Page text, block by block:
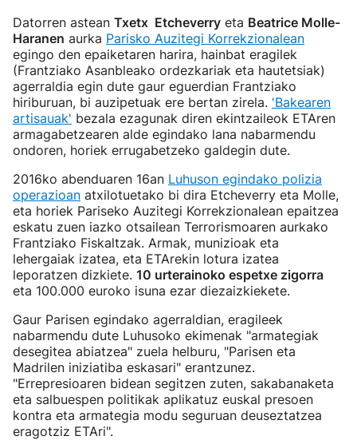
Datorren astean Txetx Etcheverry eta Beatrice Molle-
Haranen aurka Parisko Auzitegi Korrekzionalean
egingo den epaiketaren harira, hainbat eragilek
(Frantziako Asanbleako ordezkariak eta hautetsiak)
agerraldia egin dute gaur eguerdian Frantziako
hiriburuan, bi auzipetuak ere bertan zirela. 'Bakearen
artisauak' bezala ezagunak diren ekintzaileok ETAren
armagabetzearen alde egindako lana nabarmendu
ondoren, horiek errugabetzeko galdegin dute.
2016ko abenduaren 16an Luhuson egindako polizia
operazioan atxilotuetako bi dira Etcheverry eta Molle,
eta horiek Pariseko Auzitegi Korrekzionalean epaitzea
eskatu zuen iazko otsailean Terrorismoaren aurkako
Frantziako Fiskaltzak. Armak, munizioak eta
lehergaiak izatea, eta ETArekin lotura izatea
leporatzen dizkiete. 10 urterainoko espetxe zigorra
eta 100.000 euroko isuna ezar diezaizkiekete.
Gaur Parisen egindako agerraldian, eragileek
nabarmendu dute Luhusoko ekimenak "armategiak
desegitea abiatzea" zuela helburu, "Parisen eta
Madrilen iniziatiba eskasari" erantzunez.
"Errepresioaren bidean segitzen zuten, sakabanaketa
eta salbuespen politikak aplikatuz euskal presoen
kontra eta armategia modu seguruan deuseztatzea
eragotziz ETAri".